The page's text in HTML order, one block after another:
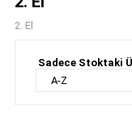
2. El
Sadece Stoktaki
A-Z